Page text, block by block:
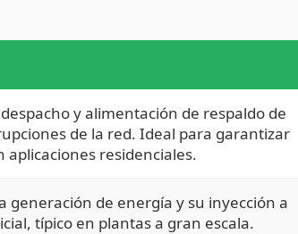
y alimentación de respaldo de
de la red. Ideal para garantizar
aplicaciones residenciales.
generación de energía y su inyección a
típico en plantas a gran escala.